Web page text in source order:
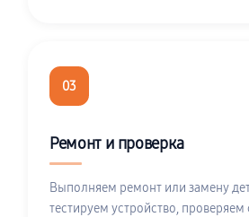
03
Ремонт и проверка
Выполняем ремонт или замену
тестируем устройство,